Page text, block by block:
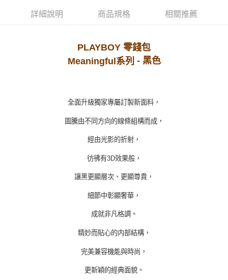
詳細說明 商品規格 相關推薦
PLAYBOY 零錢包
Meaningful系列 - 黑色
全面升級獨家專屬訂製新面料，
圖騰由不同方向的線條組構而成，
經由光影的折射，
彷彿有3D效果般，
讓黑更顯層次、更顯尊貴，
細節中彰顯奢華，
成就非凡格調。
精妙而貼心的内部結構，
完美兼容機能與時尚，
更新穎的經典面貌。